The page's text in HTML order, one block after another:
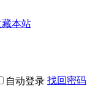
藏本站
自动登录 找回密码